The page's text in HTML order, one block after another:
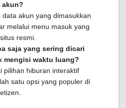
akun?
data akun yang dimasukkan
melalui menu masuk yang
resmi.
saja yang sering dicari
mengisi waktu luang?
pilihan hiburan interaktif
satu opsi yang populer di